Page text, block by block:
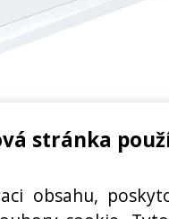
stránka
obsahu,
MRAZÁKU